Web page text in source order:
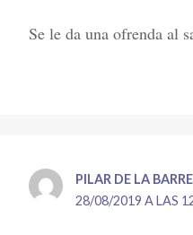
Se le da una ofrenda al
PILAR DE LA
28/08/2019 A LAS